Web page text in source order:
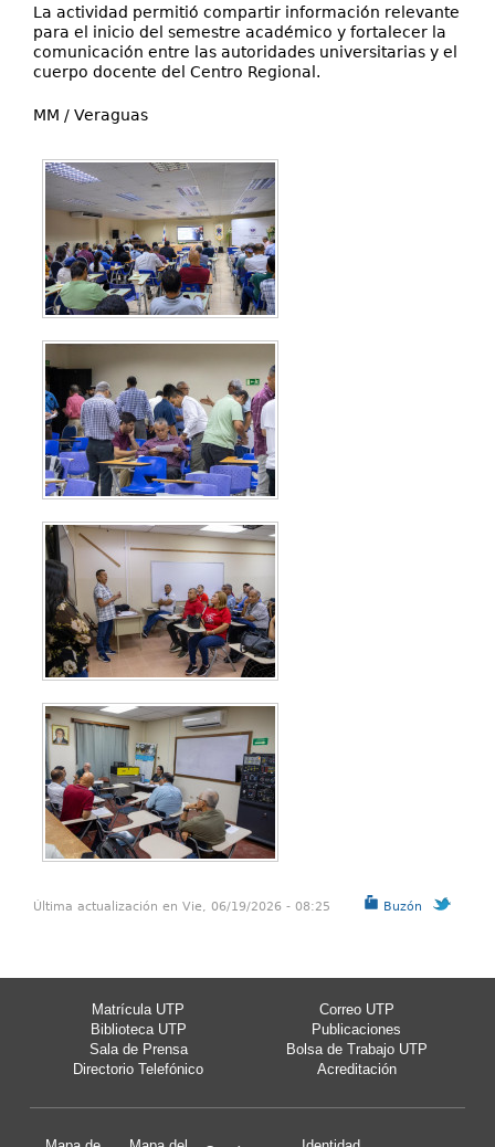
La actividad permitió compartir información relevante
para el inicio del semestre académico y fortalecer la
comunicación entre las autoridades universitarias y el
cuerpo docente del Centro Regional.
MM / Veraguas
Buzón
Última actualización en Vie, 06/19/2026 - 08:25
Matrícula UTP
Correo UTP
Biblioteca UTP
Publicaciones
Sala de Prensa
Bolsa de Trabajo UTP
Directorio Telefónico
Acreditación